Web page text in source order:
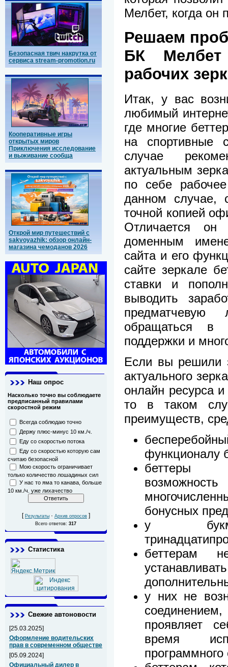
Безопасная твич накрутка от
сервиса stream-promotion.ru
Кооперативные игры
открытых миров
Приключения исследование
и выживание сообща
Открой мир путешествий с
sakvoyazhik: обзор онлайн-
магазина чемоданов 2026
Наш опрос
Насколько точно вы соблюдаете
предписанный правилами
скоростной режим
Всегда соблюдаю точно
Держу плюс-минус 10 км./ч.
Еду со скоростью потока
Еду со скоростью которую сам
считаю безопасной
Мою скорость ограничивает
только количество лошадиных сил
У нас то яма то канава, больше
10 км./ч. уже лихачество
[ Результаты · Архив опросов ]
Всего ответов:317
Статистика
Свежие автоновости
[25.03.2025]
Оформление водительских
прав в современном обществе
[05.09.2024]
Официальный дилер в
Мелбет, когда он
Решаем
БК
рабочих
Итак, у вас
любимый
где многие
на спортивные
случае
актуальным
по себе
данном случае,
точной копией
Отличается
доменным
сайта и его
сайте зеркале
ставки и
выводить
обращаться в
поддержки и
Если вы решили
актуального
онлайн ресурса и
то в таком
преимуществ,
функционалу
беттеры
бонусных
у
беттерам
у них не
проявляет
время